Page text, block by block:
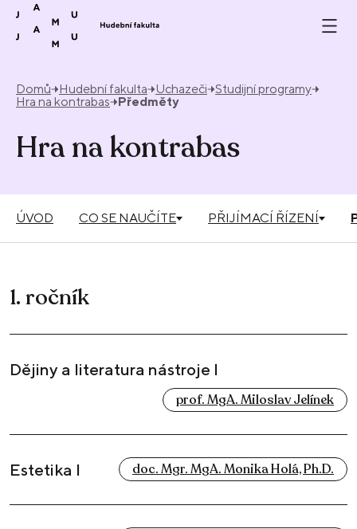
Přeskočit na obsah
Domů Hudební fakulta Uchazeči Studijní programy
Hra na kontrabas
Předměty
Hra na kontrabas
ÚVOD CO SE NAUČÍTE PŘIJÍMACÍ ŘÍZENÍ
1. ročník
Dějiny a literatura nástroje I
prof. MgA. Miloslav Jelínek
Estetika I doc. Mgr. MgA. Monika Holá, Ph.D.